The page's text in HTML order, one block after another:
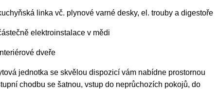
linka vč. plynové varné desky, el. trouby a digestoře
elektroinstalace v mědi
dveře
jednotka se skvělou dispozicí vám nabídne prostornou
chodbu se šatnou, vstup do neprůchozích pokojů, do